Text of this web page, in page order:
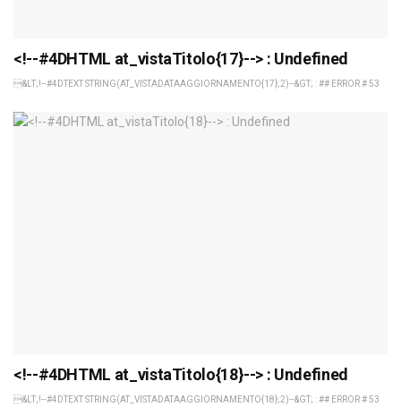
<!--#4DHTML at_vistaTitolo{17}--> : Undefined
&LT;!--#4DTEXT STRING(AT_VISTADATAAGGIORNAMENTO{17};2)--&GT; : ## ERROR # 53
<!--#4DHTML at_vistaTitolo{18}--> : Undefined
&LT;!--#4DTEXT STRING(AT_VISTADATAAGGIORNAMENTO{18};2)--&GT; : ## ERROR # 53